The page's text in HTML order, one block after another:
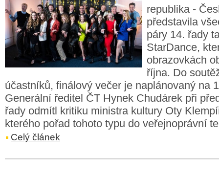
republika -
představila
páry 14. řady
StarDance,
obrazovkách
října. Do
účastníků, finálový večer je naplánovaný na
Generální ředitel ČT Hynek Chudárek při
řady odmítl kritiku ministra kultury Oty
kterého pořad tohoto typu do veřejnoprávní
Celý článek